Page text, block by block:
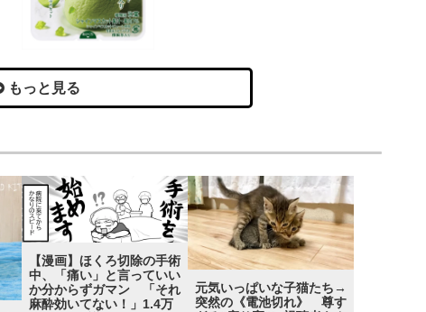
もっと見る
【漫画】ほくろ切除の手術
中、「痛い」と言っていい
か分からずガマン 「それ
麻酔効いてない！」1.4万
元気いっぱいな子猫たち→
突然の《電池切れ》 尊す